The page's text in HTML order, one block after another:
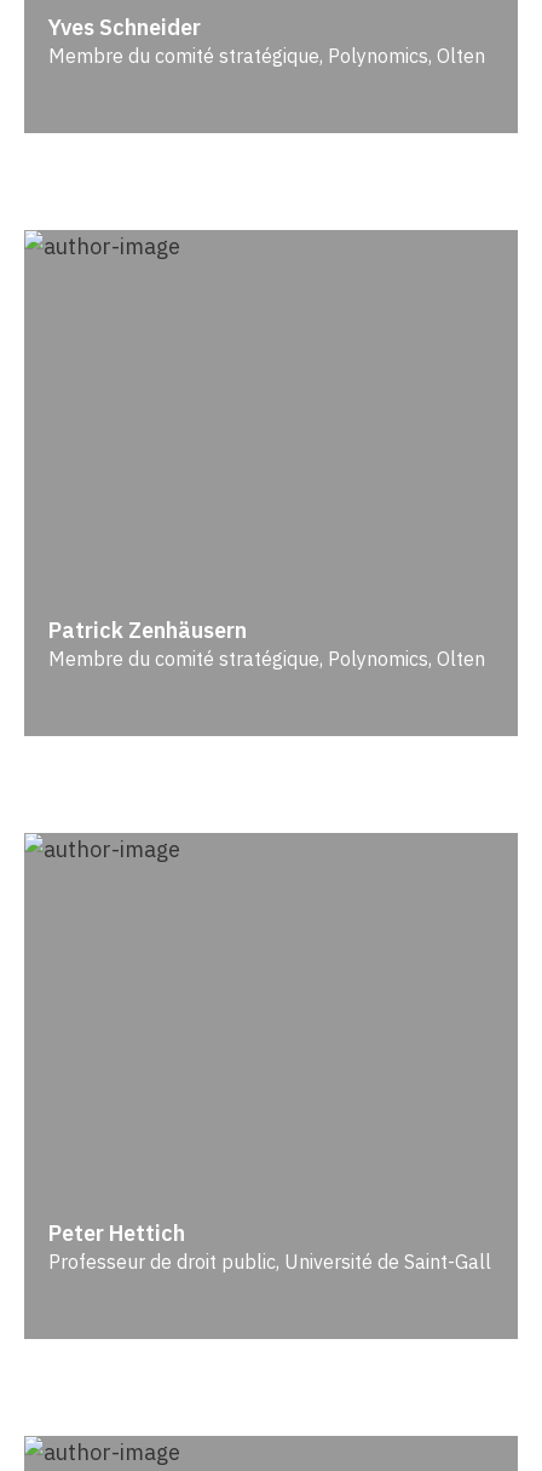
Yves Schneider
Membre du comité stratégique, Polynomics, Olten
Patrick Zenhäusern
Membre du comité stratégique, Polynomics, Olten
Peter Hettich
Professeur de droit public, Université de Saint-Gall